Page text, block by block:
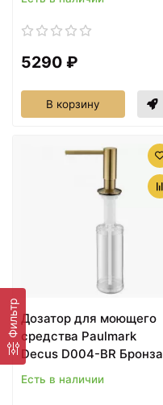
Фильтр
5290 ₽
В корзину
Дозатор для моющего
средства Paulmark
Decus D004-BR Бронза
Есть в наличии